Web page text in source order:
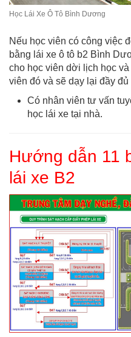
Học Lái Xe Ô Tô Bình Dương
Nếu học viên có công việc
bằng lái xe ô tô b2 Bình
cho học viên dời lịch học
viên đó và sẽ dạy lại đầy
Có nhân viên tư vấn
học lái xe tại nhà.
Hướng dẫn 11
lái xe B2